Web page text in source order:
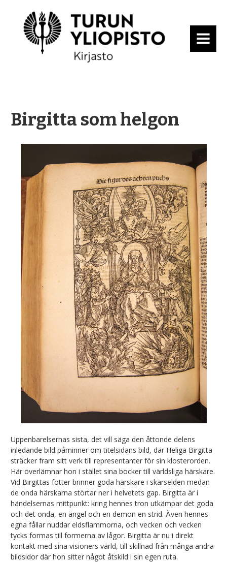
MENU
Birgitta som helgon
Uppenbarelsernas sista, det vill säga den åttonde delens
inledande bild påminner om titelsidans bild, där Heliga Birgitta
sträcker fram sitt verk till representanter för sin klosterorden.
Här överlämnar hon i stället sina böcker till världsliga härskare.
Vid Birgittas fötter brinner goda härskare i skärselden medan
de onda härskarna störtar ner i helvetets gap. Birgitta är i
händelsernas mittpunkt: kring hennes tron utkämpar det goda
och det onda, en ängel och en demon en strid. Även hennes
egna fållar nuddar eldsflammorna, och vecken och vecken
tycks formas till formerna av lågor. Birgitta är nu i direkt
kontakt med sina visioners värld, till skillnad från många andra
bildsidor där hon sitter något åtskild i sin egen ruta.